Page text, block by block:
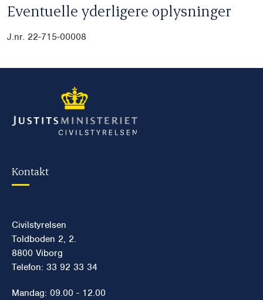
Eventuelle yderligere oplysninger
J.nr. 22-715-00008
Kontakt
Civilstyrelsen
Toldboden 2, 2.
8800 Viborg
Telefon: 33 92 33 34
Mandag: 09.00 - 12.00